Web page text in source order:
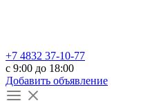
+7 4832 37-10-77
c 9:00 до 18:00
Добавить объявление